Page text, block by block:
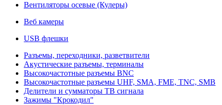
Вентиляторы осевые (Кулеры)
Веб камеры
USB флешки
Разъемы, переходники, разветвители
Акустические разъемы, терминалы
Высокочастотные разъемы BNC
Высокочастотные разъемы UHF, SMA, FME, TNC, SMB
Делители и сумматоры ТВ сигнала
Зажимы "Крокодил"